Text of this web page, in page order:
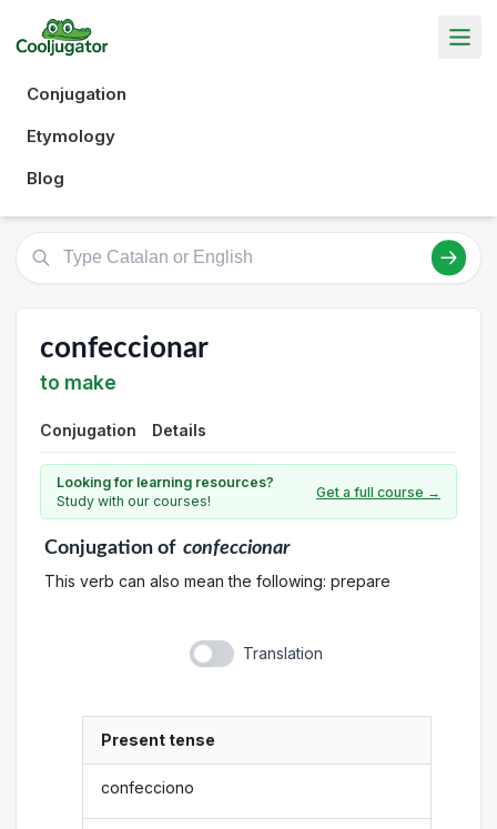
Conjugation
Etymology
Blog
confeccionar
to make
Conjugation Details
Looking for learning resources?
Study with our courses!
Get a full course →
Conjugationof confeccionar
This verb can also mean the following: prepare
Translation
Present tense
confecciono